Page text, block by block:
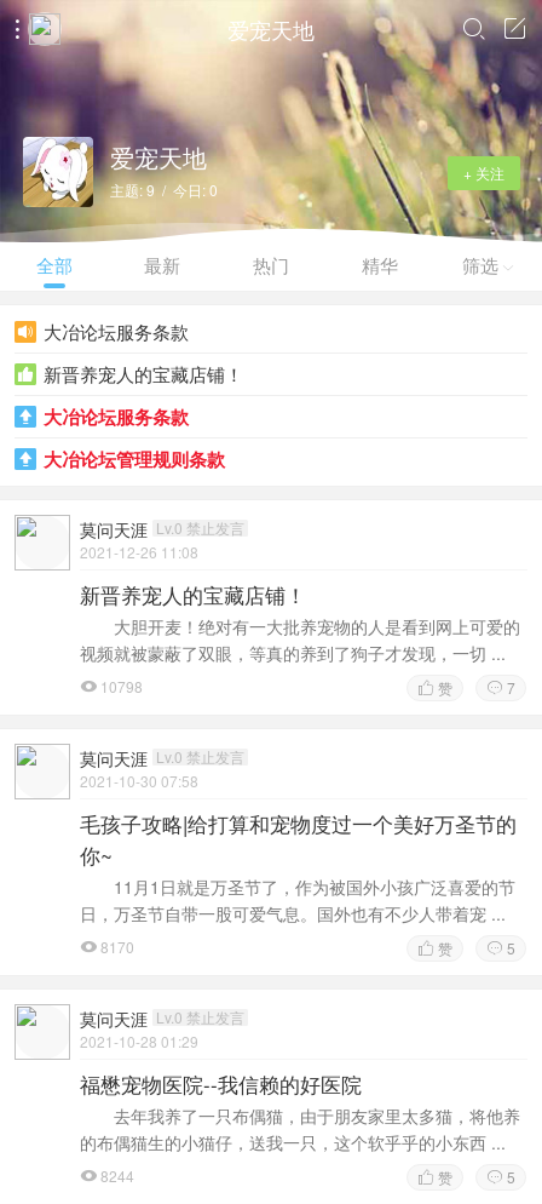
 爱宠天地 

+ 关注
爱宠天地
主题: 9 / 今日: 0
全部 最新 热门 精华 筛选 
 大冶论坛服务条款
 新晋养宠人的宝藏店铺！
 大冶论坛服务条款
 大冶论坛管理规则条款
莫问天涯 Lv.0 禁止发言
2021-12-26 11:08
新晋养宠人的宝藏店铺！
大胆开麦！绝对有一大批养宠物的人是看到网上可爱的
视频就被蒙蔽了双眼，等真的养到了狗子才发现，一切 ...
 10798  7
 赞
莫问天涯 Lv.0 禁止发言
2021-10-30 07:58
毛孩子攻略|给打算和宠物度过一个美好万圣节的
你~
11月1日就是万圣节了，作为被国外小孩广泛喜爱的节
日，万圣节自带一股可爱气息。国外也有不少人带着宠 ...
 8170  5
 赞
莫问天涯 Lv.0 禁止发言
2021-10-28 01:29
福懋宠物医院--我信赖的好医院
去年我养了一只布偶猫，由于朋友家里太多猫，将他养
的布偶猫生的小猫仔，送我一只，这个软乎乎的小东西 ...
 8244  5
 赞